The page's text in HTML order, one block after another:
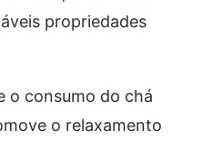
propriedades
o consumo do chá
o relaxamento